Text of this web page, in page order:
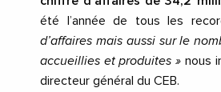
été l’année de tous les
d’affaires mais aussi sur le
accueillies et produites » nous
directeur général du CEB.